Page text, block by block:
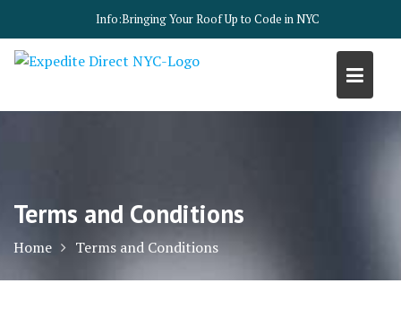
content
Info:Bringing Your Roof Up to Code in NYC
Terms and Conditions
Home Terms and Conditions